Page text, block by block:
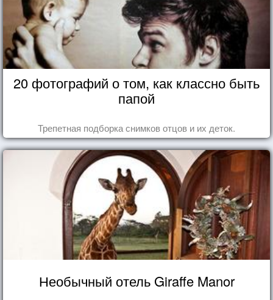
20 фотографий о том, как классно быть
папой
Трепетная подборка снимков отцов и их деток.
Необычный отель Giraffe Manor